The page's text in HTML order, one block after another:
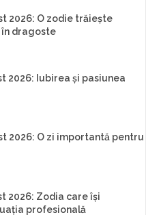
2026: O zodie trăiește
dragoste
2026: Iubirea și pasiunea
2026: O zi importantă pentru
2026: Zodia care își
profesională